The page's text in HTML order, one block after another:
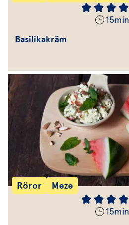
15min
Basilikakräm
Röror Meze
15min